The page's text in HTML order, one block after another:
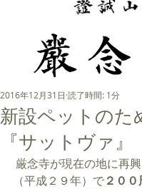
新設ペットのた
『サットヴァ』
2016年12月31日 読了時間: 1分
（平成２９年）で２０